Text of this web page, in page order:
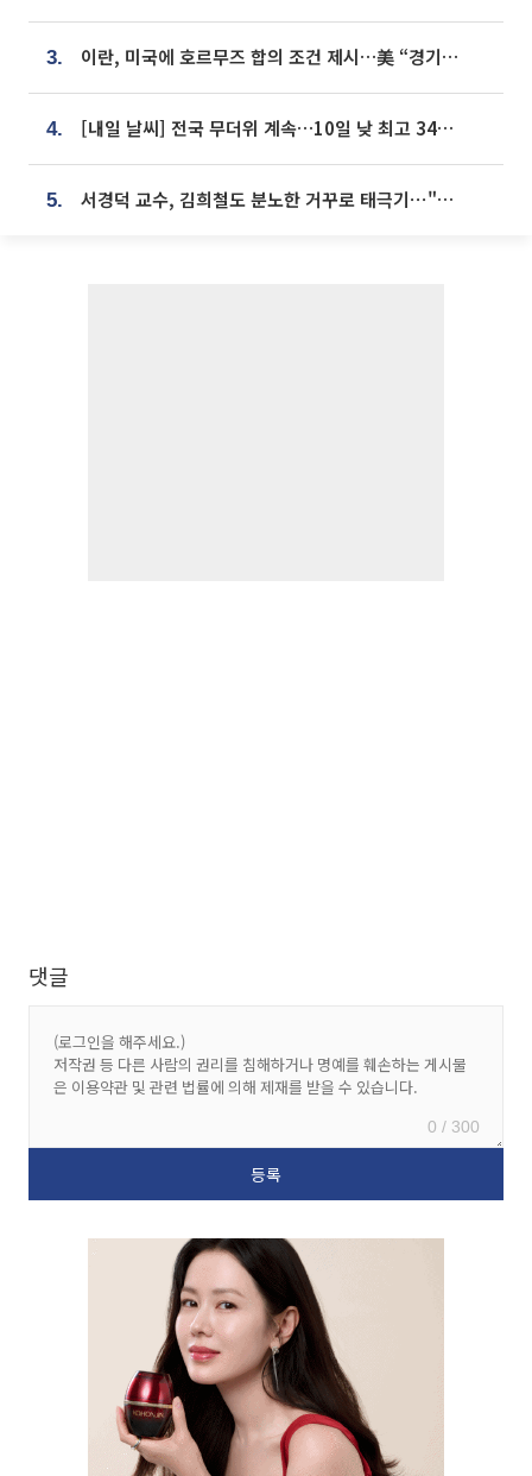
3. 이란, 미국에 호르무즈 합의 조건 제시…美 “경기 아직 안 끝나” [종합]
4. [내일 날씨] 전국 무더위 계속…10일 낮 최고 34도 육박
5. 서경덕 교수, 김희철도 분노한 거꾸로 태극기⋯"엉터리는 아냐, 아쉬울 뿐"
댓글
0 / 300